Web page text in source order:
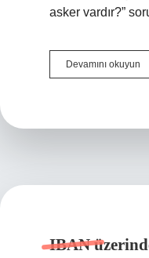
asker vardır?”
Devamını okuyun
IBAN